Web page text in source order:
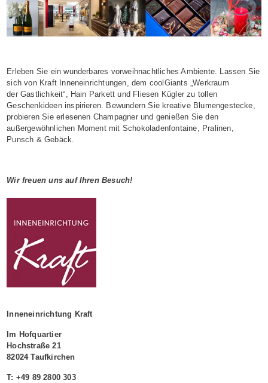
Erleben Sie ein wunderbares vorweihnachtliches Ambiente. Lassen Sie
sich von Kraft Inneneinrichtungen, dem coolGiants „Werkraum
der Gastlichkeit“, Hain Parkett und Fliesen Kügler zu tollen
Geschenkideen inspirieren. Bewundern Sie kreative Blumengestecke,
probieren Sie erlesenen Champagner und genießen Sie den
außergewöhnlichen Moment mit Schokoladenfontaine, Pralinen,
Punsch & Gebäck.
Wir freuen uns auf Ihren Besuch!
Inneneinrichtung Kraft
Im Hofquartier
Hochstraße 21
82024 Taufkirchen
T: +49 89 2800 303